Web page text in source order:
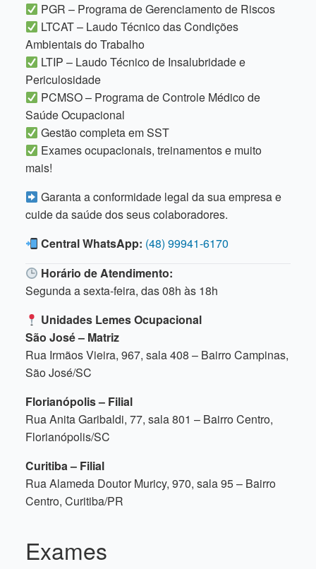
PGR – Programa de Gerenciamento de Riscos
LTCAT – Laudo Técnico das Condições
Ambientais do Trabalho
LTIP – Laudo Técnico de Insalubridade e
Periculosidade
PCMSO – Programa de Controle Médico de
Saúde Ocupacional
Gestão completa em SST
Exames ocupacionais, treinamentos e muito
mais!
Garanta a conformidade legal da sua empresa e
cuide da saúde dos seus colaboradores.
Central WhatsApp: (48) 99941-6170
Horário de Atendimento:
Segunda a sexta-feira, das 08h às 18h
Unidades Lemes Ocupacional
São José – Matriz
Rua Irmãos Vieira, 967, sala 408 – Bairro Campinas,
São José/SC
Florianópolis – Filial
Rua Anita Garibaldi, 77, sala 801 – Bairro Centro,
Florianópolis/SC
Curitiba – Filial
Rua Alameda Doutor Muricy, 970, sala 95 – Bairro
Centro, Curitiba/PR
Exames